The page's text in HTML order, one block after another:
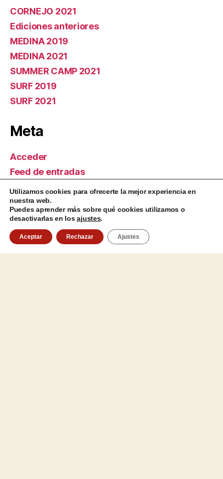
CORNEJO 2021
Ediciones anteriores
MEDINA 2019
MEDINA 2021
SUMMER CAMP 2021
SURF 2019
SURF 2021
Meta
Acceder
Feed de entradas
Feed de comentarios
WordPress.org
Aviso Legal
Utilizamos cookies para ofrecerte la mejor experiencia en
nuestra web.
Puedes aprender más sobre qué cookies utilizamos o
desactivarlas en losajustes.
Aceptar Rechazar Ajustes